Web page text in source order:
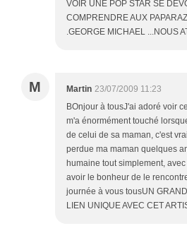
VOIR UNE POP STAR SE
COMPRENDRE AUX
.GEORGE MICHAEL ...NOUS
M Martin 23/07/2009 11:23
BOnjour à tousJ'ai adoré voir
m'a énormément touché
de celui de sa maman, c'est
perdue ma maman quelques
humaine tout simplement,
avoir le bonheur de le
journée à vous tousUN
LIEN UNIQUE AVEC CET